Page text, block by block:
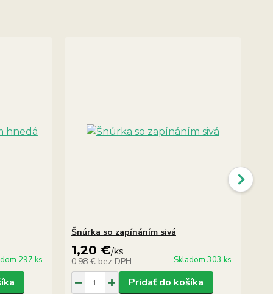
297 ks
Šnúrka so zapínáním sivá
1,20 €/ks
0,98 € bez DPH Skladom 303 ks
Pridať do košíka